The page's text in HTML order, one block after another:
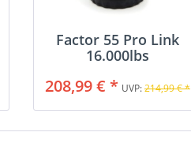
Factor 55 Pro Link
16.000lbs
208,99 € * UVP:214,99 € *